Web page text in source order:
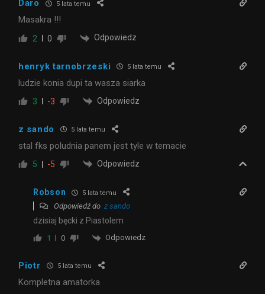
Daro 5 lata temu
Masakra !!!
2 0 Odpowiedz
henryk tarnobrzeski 5 lata temu
ludzie konia dupi ta wasza siarka
3 -3 Odpowiedz
z sando 5 lata temu
stal fks poludnia panem jest tyle w temacie
5 -5 Odpowiedz
Robson 5 lata temu
Odpowiedź do z sando
dzisiaj bęcki z Piastolem
1 0 Odpowiedz
Piotr 5 lata temu
Kompletna amatorka